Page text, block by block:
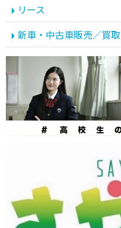
リース
新車・中古車販売／買取